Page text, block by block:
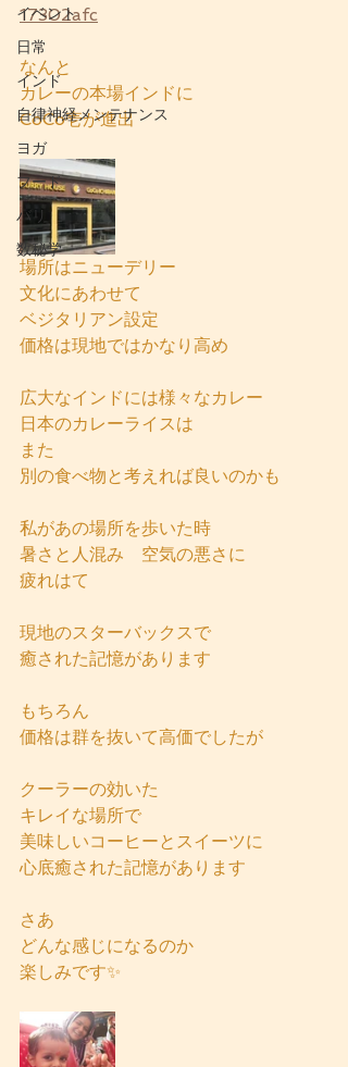
イベント
日常
インド
自律神経メンテナンス
ヨガ
フード
バリ
数秘学
17302afc
なんと
カレーの本場インドに
CoCo壱が進出
場所はニューデリー
文化にあわせて
ベジタリアン設定
価格は現地ではかなり高め
広大なインドには様々なカレー
日本のカレーライスは
また
別の食べ物と考えれば良いのかも
私があの場所を歩いた時
暑さと人混み　空気の悪さに
疲れはて
現地のスターバックスで
癒された記憶があります
もちろん
価格は群を抜いて高価でしたが
クーラーの効いた
キレイな場所で
美味しいコーヒーとスイーツに
心底癒された記憶があります
さあ
どんな感じになるのか
楽しみです✨